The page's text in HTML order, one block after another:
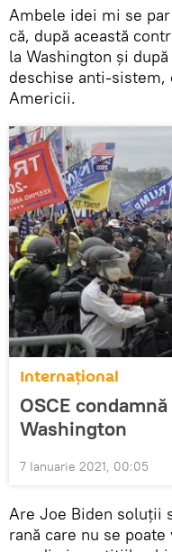
Ambele idei mi se
că, după această
la Washington și
deschise anti-sistem,
Americii.
Internaţional
OSCE
Washington
7 Ianuarie 2021, 00:05
Are Joe Biden soluții
rană care nu se